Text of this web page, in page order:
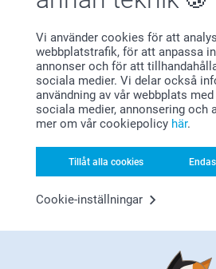
Vi använder cookies för att
webbplatstrafik, för att anpassa
annonser och för att
sociala medier. Vi delar också
användning av vår webbplats
sociala medier, annonsering och
mer om vår cookiepolicy här.
Tillåt alla cookies
Cookie-inställningar
Letar du efter